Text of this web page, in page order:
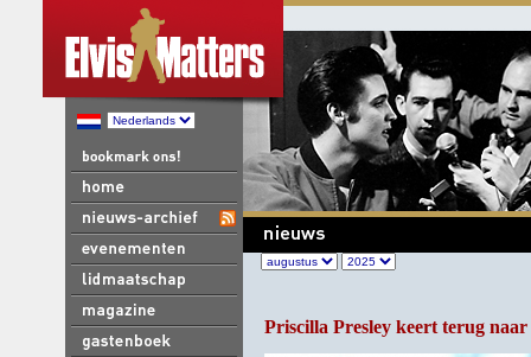
Priscilla Presley keert terug